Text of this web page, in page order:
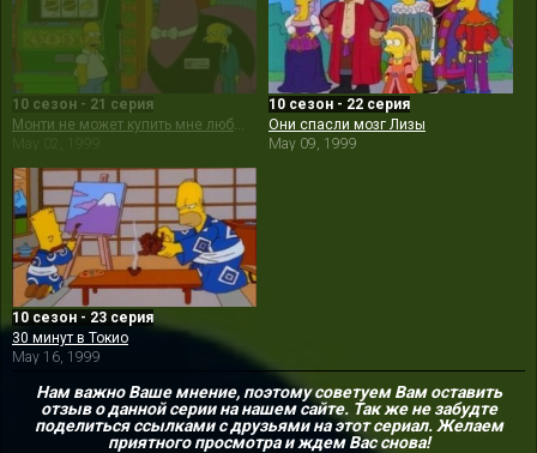
10 сезон - 21 серия
Монти не может купить мне любовь
May 02, 1999
10 сезон - 22 серия
Они спасли мозг Лизы
May 09, 1999
10 сезон - 23 серия
30 минут в Токио
May 16, 1999
Нам важно Ваше мнение, поэтому советуем Вам оставить
отзыв о данной серии на нашем сайте. Так же не забудте
поделиться ссылками с друзьями на этот сериал. Желаем
приятного просмотра и ждем Вас снова!